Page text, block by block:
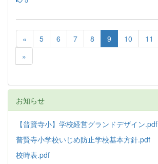
« 5 6 7 8 9 10 11
»
お知らせ
【普賢寺小】学校経営グランドデザイン.pdf
普賢寺小学校いじめ防止学校基本方針.pdf
校時表.pdf